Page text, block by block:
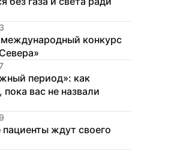
конкурс
период»: как
вас не назвали
ждут своего